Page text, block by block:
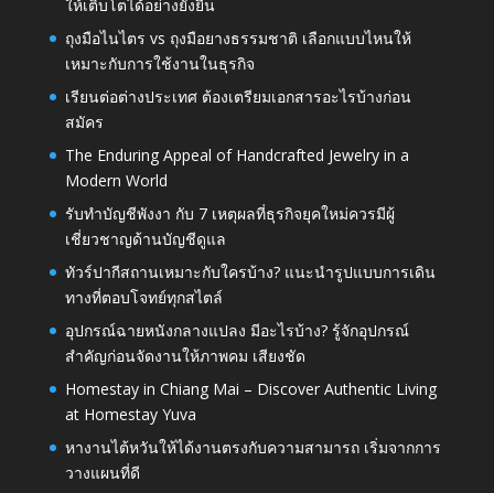
ให้เติบโตได้อย่างยั่งยืน
ถุงมือไนไตร vs ถุงมือยางธรรมชาติ เลือกแบบไหนให้
เหมาะกับการใช้งานในธุรกิจ
เรียนต่อต่างประเทศ ต้องเตรียมเอกสารอะไรบ้างก่อน
สมัคร
The Enduring Appeal of Handcrafted Jewelry in a
Modern World
รับทำบัญชีพังงา กับ 7 เหตุผลที่ธุรกิจยุคใหม่ควรมีผู้
เชี่ยวชาญด้านบัญชีดูแล
ทัวร์ปากีสถานเหมาะกับใครบ้าง? แนะนำรูปแบบการเดิน
ทางที่ตอบโจทย์ทุกสไตล์
อุปกรณ์ฉายหนังกลางแปลง มีอะไรบ้าง? รู้จักอุปกรณ์
สำคัญก่อนจัดงานให้ภาพคม เสียงชัด
Homestay in Chiang Mai – Discover Authentic Living
at Homestay Yuva
หางานไต้หวันให้ได้งานตรงกับความสามารถ เริ่มจากการ
วางแผนที่ดี